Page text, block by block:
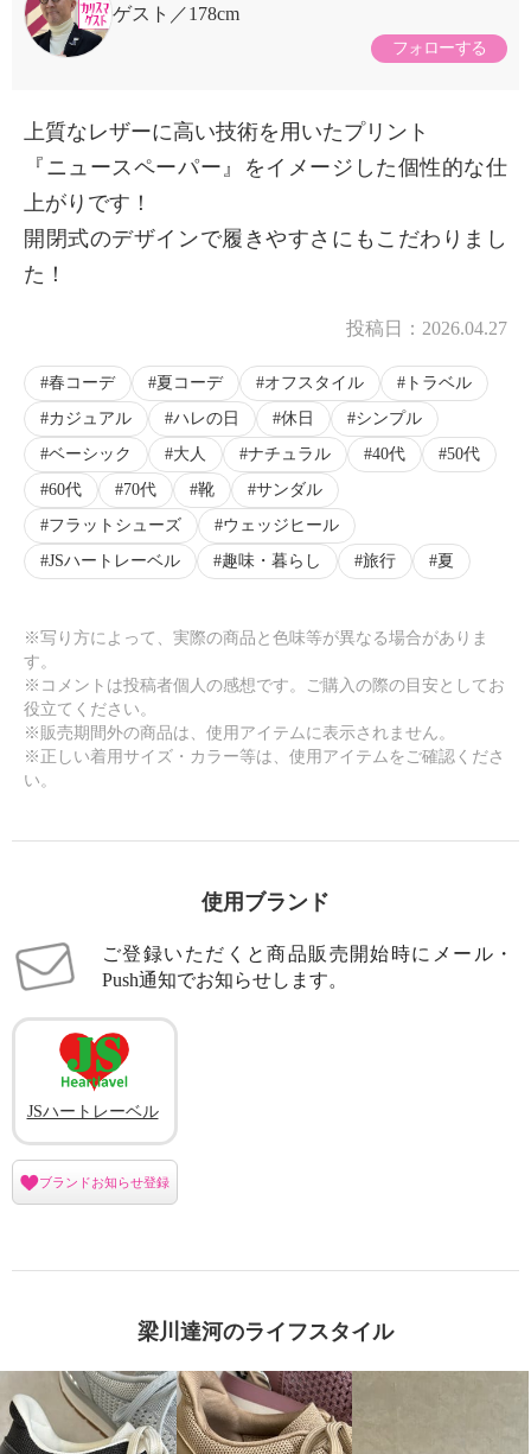
ゲスト
178cm
フォローする
上質なレザーに高い技術を用いたプリント
『ニュースペーパー』をイメージした個性的な仕
上がりです！
開閉式のデザインで履きやすさにもこだわりまし
た！
投稿日： 2026.04.27
春コーデ 夏コーデ オフスタイル
トラベル
カジュアル
ハレの日 休日
シンプル
ベーシック
大人 ナチュラル 40代
50代
60代
70代 靴
サンダル
フラットシューズ
ウェッジヒール
JSハートレーベル
趣味・暮らし 旅行 夏
※写り方によって、実際の商品と色味等が異なる場合がありま
す。
※コメントは投稿者個人の感想です。ご購入の際の目安としてお
役立てください。
※販売期間外の商品は、使用アイテムに表示されません。
※正しい着用サイズ・カラー等は、使用アイテムをご確認くださ
い。
使用ブランド
ご登録いただくと商品販売開始時にメール・
Push通知でお知らせします。
JSハートレーベル
ブランドお知らせ登録
梁川達河のライフスタイル